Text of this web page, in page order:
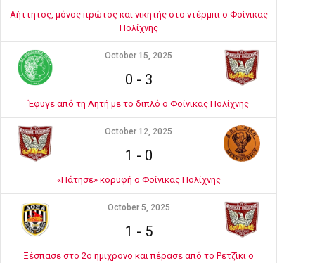
Αήττητος, μόνος πρώτος και νικητής στο ντέρμπι ο Φοίνικας
Πολίχνης
October 15, 2025
0 - 3
Έφυγε από τη Λητή με το διπλό ο Φοίνικας Πολίχνης
October 12, 2025
1 - 0
«Πάτησε» κορυφή ο Φοίνικας Πολίχνης
October 5, 2025
1 - 5
Ξέσπασε στο 2ο ημίχρονο και πέρασε από το Ρετζίκι ο